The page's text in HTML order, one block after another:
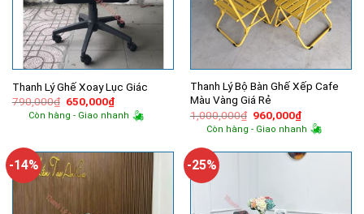
Thanh Lý Ghế Xoay Lục Giác
790,000₫ Giá
gốc
là:
650,000₫Giá
hiện
tại
Còn hàng - Giao nhanh
Thanh Lý Bộ Bàn Ghế Xếp Cafe
Màu Vàng Giá Rẻ
1,000,000₫ Giá
gốc
là:
960,000₫Giá
hiện
tại
960,000₫.
Còn hàng - Giao nhanh
-14% -25%